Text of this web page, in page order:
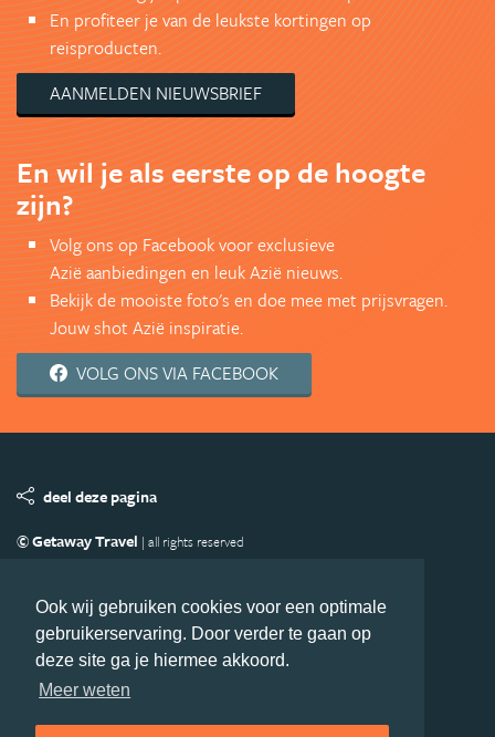
Ook wij gebruiken cookies voor een optimale
gebruikerservaring. Door verder te gaan op
deze site ga je hiermee akkoord.
Meer weten
En profiteer je van de leukste kortingen op
reisproducten.
AANMELDEN NIEUWSBRIEF
En wil je als eerste op de hoogte
zijn?
Volg ons op Facebook voor exclusieve
Azië aanbiedingen en leuk Azië nieuws.
Bekijk de mooiste foto's en doe mee met prijsvragen.
Jouw shot Azië inspiratie.
VOLG ONS VIA FACEBOOK
deel deze pagina
© Getaway Travel | all rights reserved
Copyright
Privacy statement Disclaimer
Cookies
Volg Azie.nl
Nieuwsbrief
Facebook